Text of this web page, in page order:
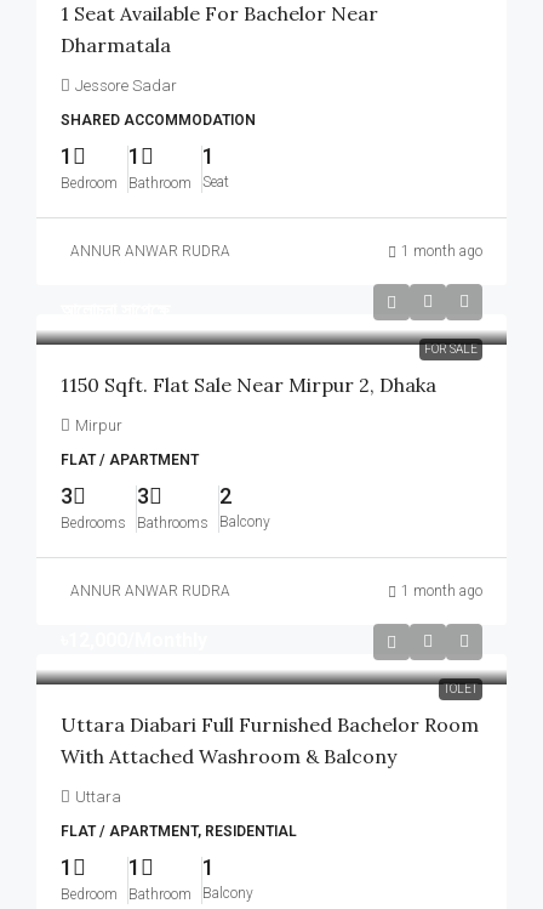
1 Seat Available For Bachelor Near
Dharmatala
Jessore Sadar
SHARED ACCOMMODATION
1
Bedroom
1
Bathroom
1
Seat
ANNUR ANWAR RUDRA 1 month ago
FOR SALE
1150 Sqft. Flat Sale Near Mirpur 2, Dhaka
Mirpur
FLAT / APARTMENT
3
Bedrooms
3
Bathrooms
2
Balcony
ANNUR ANWAR RUDRA 1 month ago
TOLET
Uttara Diabari Full Furnished Bachelor Room
With Attached Washroom & Balcony
Uttara
FLAT / APARTMENT, RESIDENTIAL
1
Bedroom
1
Bathroom
1
Balcony